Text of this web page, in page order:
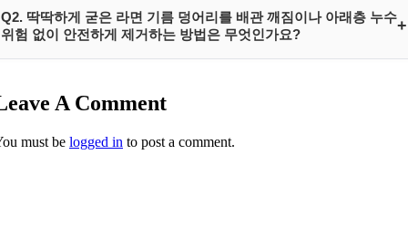
와 만나면 순식간에 응고됩니다. 여기에 남은 면발 조각이나 미세 건더기
가 유착의 뼈대 역할을 하여 거대한 기름 결석 무덤을 형성하게 됩니다.
역류하여 분출되는 것입니다.
Q2. 딱딱하게 굳은 라면 기름 덩어리를 배관 깨짐이나 아래층 누수
위험 없이 안전하게 제거하는 방법은 무엇인가요?
+
켜 바닥 속 누수를 유발할 위험이 큽니다. 하림배관은 정밀 내시경으로
전식 플렉스 샤프트 스케일러를 전개합니다. 배관 내벽의 라면 기름 덩어
A Comment
must be logged in to post a comment.